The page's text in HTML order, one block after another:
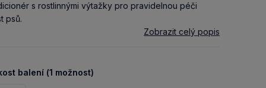
s rostlinnými výtažky pro pravidelnou péči
psů.
Zobrazit celý popis
balení (1 možnost)